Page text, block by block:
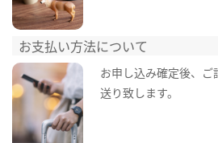
お支払い方法について
お申し込み確定後、
送り致します。